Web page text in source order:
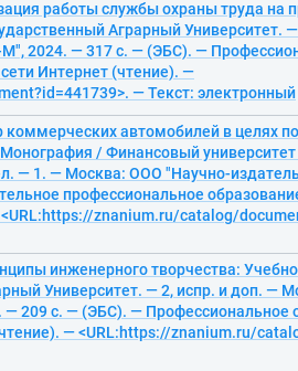
работы службы охраны труда на
Аграрный Университет.
2024. — 317 с. — (ЭБС). —
Интернет (чтение). —
— Текст: электронный
автомобилей в целях
/ Финансовый
— 1. — Москва: ООО "Научно-
профессиональное
znanium.ru/catalog/
инженерного творчества:
Университет. — 2, испр. и доп. —
209 с. — (ЭБС). — Профессиональное
— <URL:https://znanium.ru/